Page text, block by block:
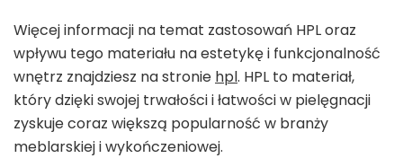
Więcej informacji na temat zastosowań HPL oraz
wpływu tego materiału na estetykę i funkcjonalność
wnętrz znajdziesz na stronie hpl. HPL to materiał,
który dzięki swojej trwałości i łatwości w pielęgnacji
zyskuje coraz większą popularność w branży
meblarskiej i wykończeniowej.